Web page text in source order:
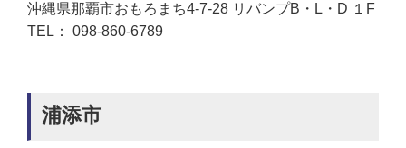
沖縄県那覇市おもろまち4-7-28 リバンプB・L・D １F
TEL： 098-860-6789
浦添市